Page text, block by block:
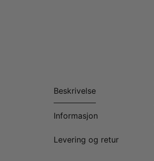
Beskrivelse
Informasjon
Levering og retur